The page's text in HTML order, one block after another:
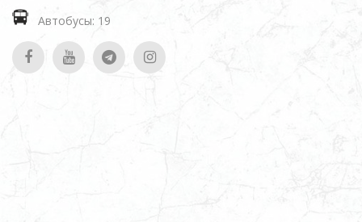
Автобусы: 19